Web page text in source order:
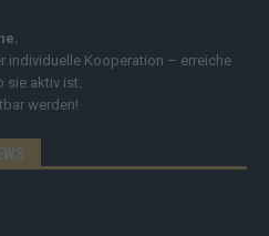
individuelle Kooperation – erreiche
sie aktiv ist.
werden!